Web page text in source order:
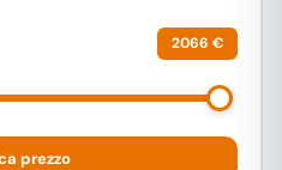
2066 €
prezzo